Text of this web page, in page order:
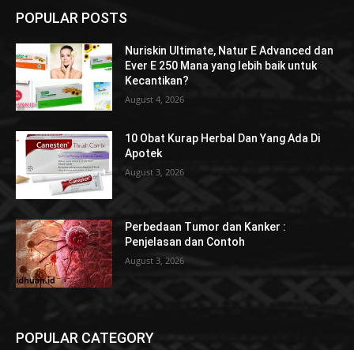
POPULAR POSTS
Nuriskin Ultimate, Natur E Advanced dan
Ever E 250 Mana yang lebih baik untuk
Kecantikan?
August 4, 2026
10 Obat Kurap Herbal Dan Yang Ada Di
Apotek
August 3, 2026
Perbedaan Tumor dan Kanker :
Penjelasan dan Contoh
August 3, 2026
POPULAR CATEGORY